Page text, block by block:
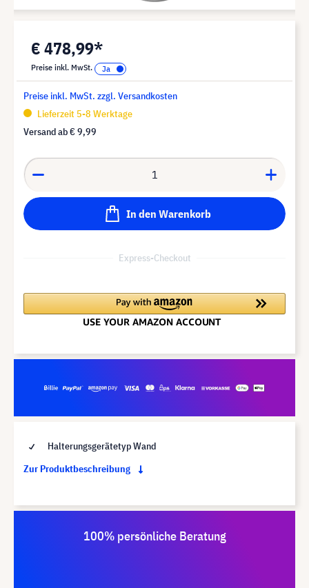
€ 478,99*
Preise inkl. MwSt.
Preise inkl. MwSt. zzgl. Versandkosten
Lieferzeit 5-8 Werktage
Versand ab€ 9,99
In den Warenkorb
Express-Checkout
Halterungsgerätetyp Wand
Zur Produktbeschreibung
100% persönliche Beratung